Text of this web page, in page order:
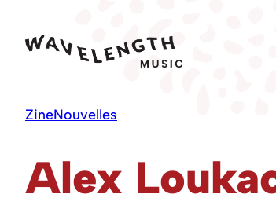
content
ZineNouvelles
Alex